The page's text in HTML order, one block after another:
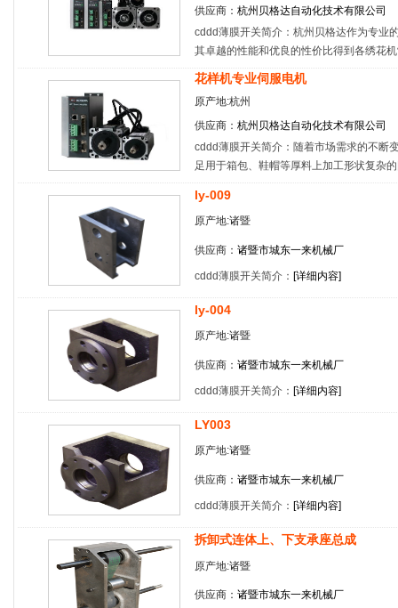
供应商： 杭州贝格达自动化技术有限公司
cddd薄膜开关简介：杭州贝格达作为专业
其卓越的性能和优良的性价比得到各绣花
花样机专业伺服电机
原产地:杭州
供应商： 杭州贝格达自动化技术有限公司
cddd薄膜开关简介：随着市场需求的不断
足用于箱包、鞋帽等厚料上加工形状复杂
ly-009
原产地:诸暨
供应商： 诸暨市城东一来机械厂
cddd薄膜开关简介： [详细内容]
ly-004
原产地:诸暨
供应商： 诸暨市城东一来机械厂
cddd薄膜开关简介： [详细内容]
LY003
原产地:诸暨
供应商： 诸暨市城东一来机械厂
cddd薄膜开关简介： [详细内容]
拆卸式连体上、下支承座总成
原产地:诸暨
供应商： 诸暨市城东一来机械厂